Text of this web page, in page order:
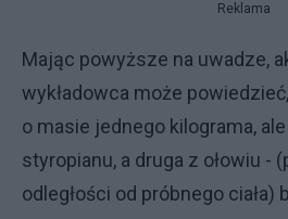
Reklama
Mając powyższe na uwadze,
wykładowca może
o masie jednego kilograma,
styropianu, a druga z ołowiu -
odległości od próbnego ciała)